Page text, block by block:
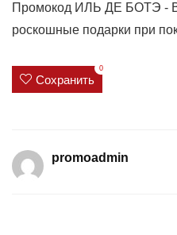
Промокод ИЛЬ ДЕ БОТЭ -
роскошные подарки при
Сохранить
0
promoadmin